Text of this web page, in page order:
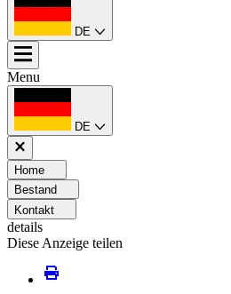
DE
Menu
DE
Home
Bestand
Kontakt
details
Diese Anzeige teilen